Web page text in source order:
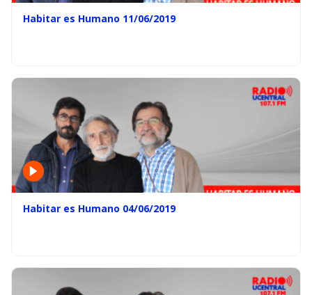
Habitar es Humano 11/06/2019
Habitar es Humano 04/06/2019